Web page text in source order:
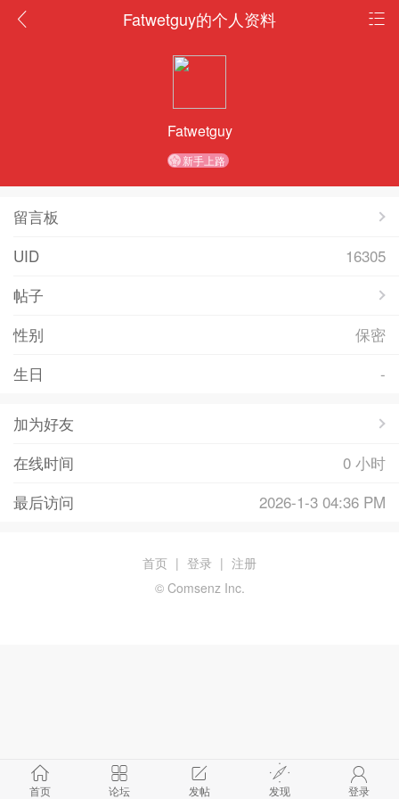
Fatwetguy的个人资料
Fatwetguy
新手上路
留言板
UID
16305
帖子
性别
保密
生日
-
加为好友
在线时间
0 小时
最后访问
2026-1-3 04:36 PM
首页 论坛 发帖 发现 登录
首页 | 登录 | 注册
© Comsenz Inc.